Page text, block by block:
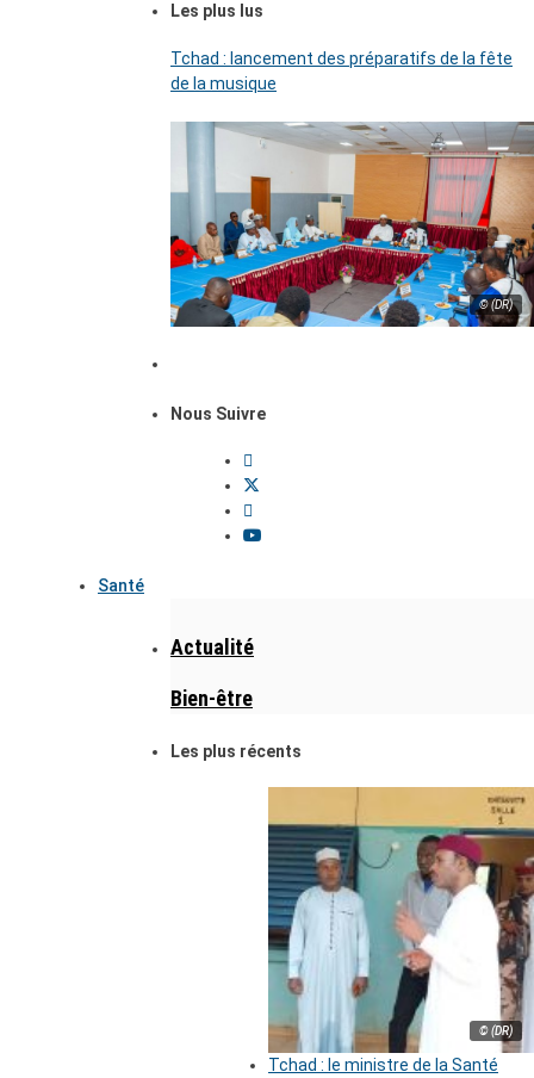
Les plus lus
Tchad : lancement des préparatifs de la fête
de la musique
© (DR)
Nous Suivre
Santé
Actualité
Bien-être
Les plus récents
© (DR)
Tchad : le ministre de la Santé